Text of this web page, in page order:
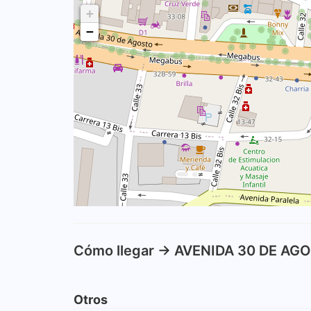
+
−
Cómo llegar -> AVENIDA 30 DE
Otros